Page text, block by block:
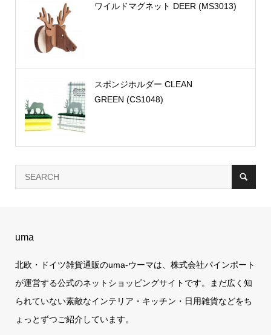
ワイルドマグネット DEER (MS3013)
スポンジホルダー CLEAN
GREEN (CS1048)
uma
北欧・ドイツ雑貨通販のuma-ウーマは、株式会社パインポート
が運営する公式のネットショッピングサイトです。まだ広く知
られていない素敵なインテリア・キッチン・日用雑貨などをち
ょっとずつご紹介しています。